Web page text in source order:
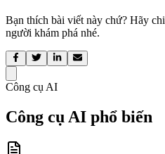
Bạn thích bài viết này chứ? Hãy
người khám phá nhé.
Công cụ AI
Công cụ AI phổ biến